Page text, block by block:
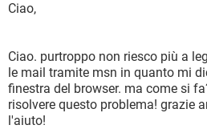
TIKTOK
TIKTOK
HARDWARE
INTRATTENIMENTO
INSTAGRAM
TIKTOK
HARDWARE
Ciao,
Ciao. purtroppo non riesco più a
le mail tramite msn in quanto mi
finestra del browser. ma come si
risolvere questo problema! grazie
l'aiuto!